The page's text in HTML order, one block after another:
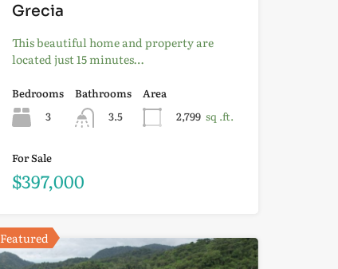
Grecia
This beautiful home and property are
located just 15 minutes…
Bedrooms
3
Bathrooms
3.5
Area
2,799 sq .ft.
For Sale
$397,000
Featured